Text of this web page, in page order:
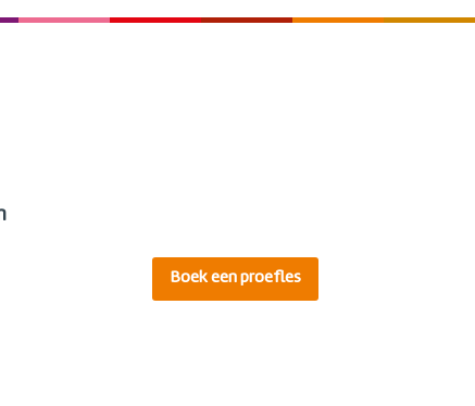
Boek een proefles